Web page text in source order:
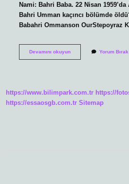
Nami: Bahri Baba. 22 Nisan
Bahri Umman kaçıncı bölümde
Babahri Ommanson OurStepoyraz
Devamını okuyunBahri
Yorum Bırak
https://www.bilimpark.com.tr https://
https://essaosgb.com.tr Sitemap